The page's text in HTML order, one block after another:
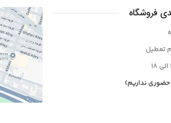
فروشگاه
تعطیل
نداریم)